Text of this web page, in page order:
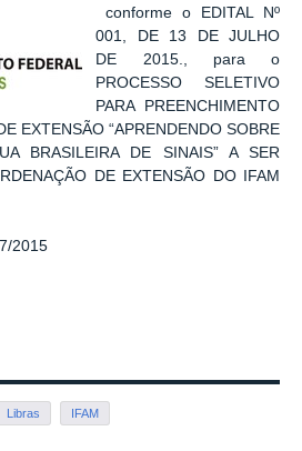
conforme o EDITAL Nº
001, DE 13 DE JULHO
DE 2015., para o
PROCESSO SELETIVO
PARA PREENCHIMENTO
EXTENSÃO “APRENDENDO SOBRE
BRASILEIRA DE SINAIS” A SER
DE EXTENSÃO DO IFAM
2015
Libras IFAM